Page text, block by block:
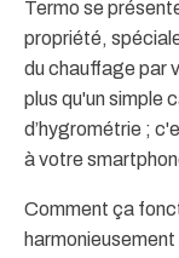
Termo se
propriété,
du chauffage par
plus qu'un simple
d’hygrométrie ;
à votre
Comment ça